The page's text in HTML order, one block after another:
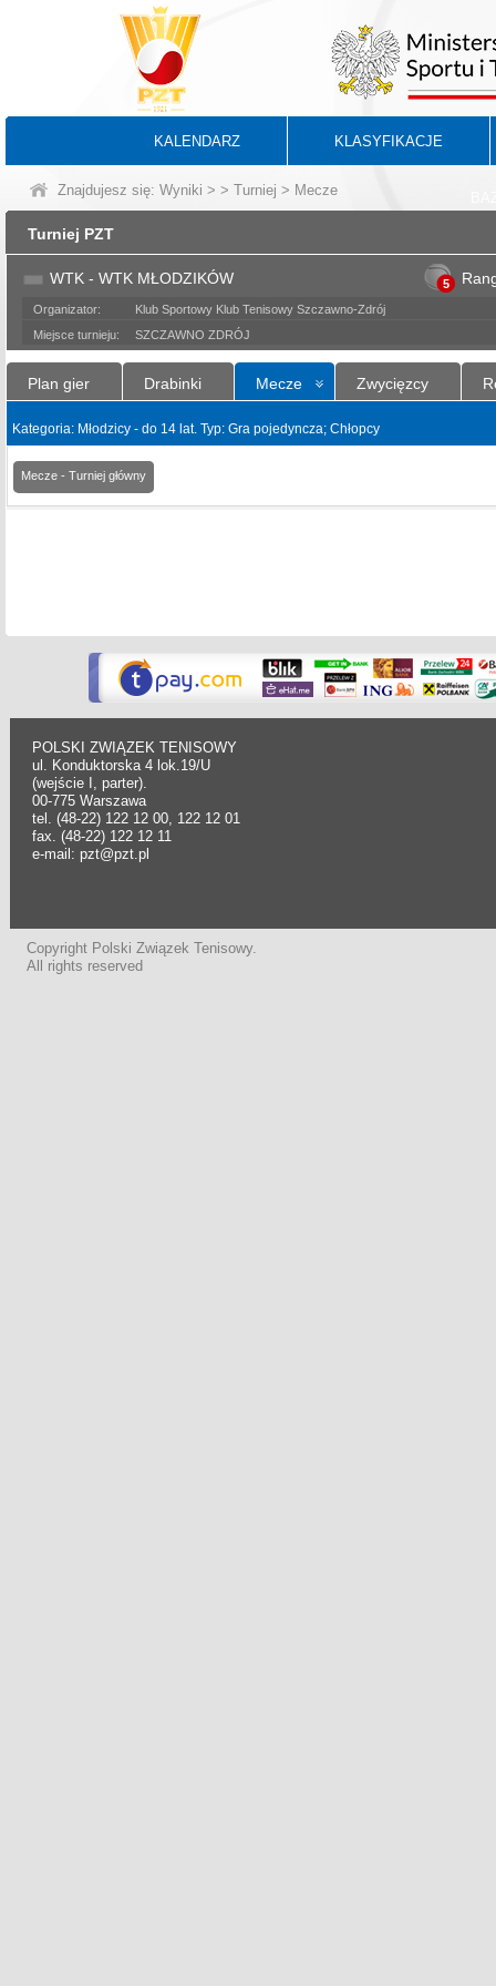
KALENDARZ KLASYFIKACJE
Znajdujesz się: Wyniki > > Turniej > Mecze
Turniej PZT
WTK - WTK MŁODZIKÓW 5
Organizator:
Klub Sportowy Klub Tenisowy Szczawno-Zdrój
Miejsce turnieju:
SZCZAWNO ZDRÓJ
Plan gier Drabinki Mecze Zwycięzcy
Kategoria: Młodzicy - do 14 lat. Typ: Gra pojedyncza; Chłopcy
Mecze - Turniej główny
POLSKI ZWIĄZEK TENISOWY
ul. Konduktorska 4 lok.19/U
(wejście I, parter).
00-775 Warszawa
tel. (48-22) 122 12 00, 122 12 01
fax. (48-22) 122 12 11
e-mail: pzt@pzt.pl
Copyright Polski Związek Tenisowy.
All rights reserved